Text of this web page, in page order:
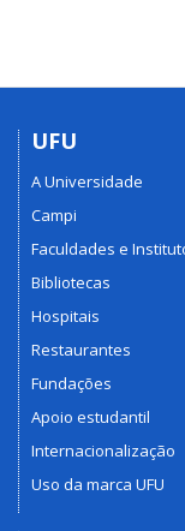
UFU
A Universidade
Campi
Faculdades e
Bibliotecas
Hospitais
Restaurantes
Fundações
Apoio estudantil
Internacionalização
Uso da marca UFU